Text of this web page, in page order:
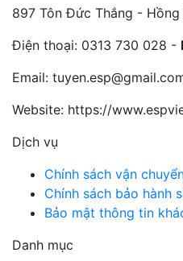
897 Tôn Đức Thắng - Hồng
Điện thoại: 0313 730 028 -
Email:
Website: https://
Dịch vụ
Chính sách vận
Chính sách bảo hành
Bảo mật thông tin
Danh mục